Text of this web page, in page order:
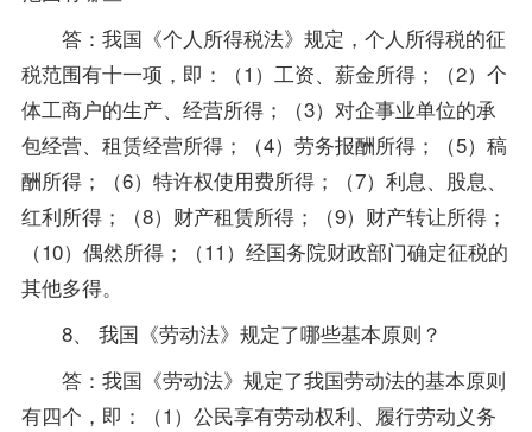
答：我国《个人所得税法》规定，个人所得税的征
税范围有十一项，即：（1）工资、薪金所得；（2）个
体工商户的生产、经营所得；（3）对企事业单位的承
包经营、租赁经营所得；（4）劳务报酬所得；（5）稿
酬所得；（6）特许权使用费所得；（7）利息、股息、
红利所得；（8）财产租赁所得；（9）财产转让所得；
（10）偶然所得；（11）经国务院财政部门确定征税的
其他多得。
8、 我国《劳动法》规定了哪些基本原则？
答：我国《劳动法》规定了我国劳动法的基本原则
有四个，即：（1）公民享有劳动权利、履行劳动义务